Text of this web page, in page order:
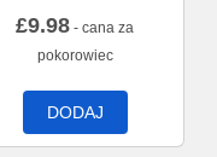
£9.98 - cana za
pokorowiec
DODAJ